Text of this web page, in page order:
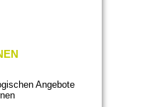
Angebote